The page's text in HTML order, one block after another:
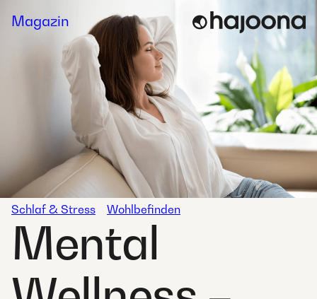
Magazin
Schlaf & Stress Wohlbefinden
Mental